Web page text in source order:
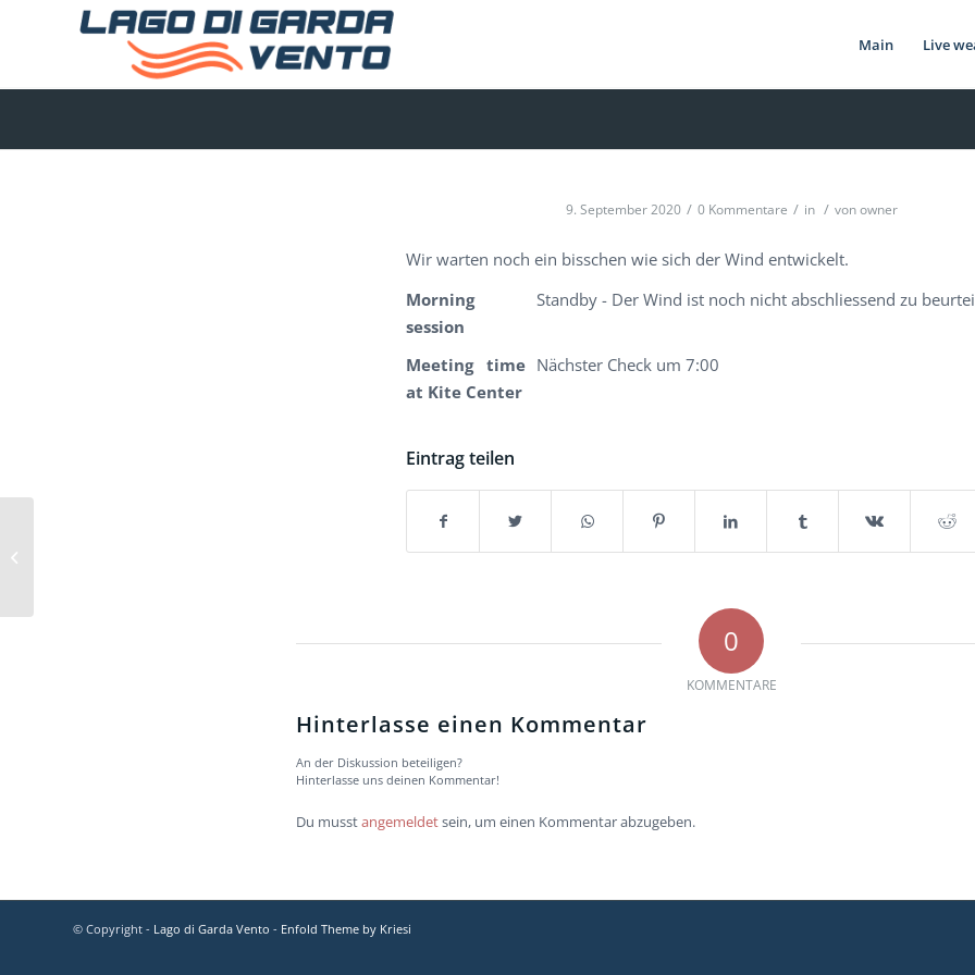
Main Live
9. September 2020 / 0 Kommentare / in / vonowner
Wir warten noch ein bisschen wie sich der Wind entwickelt.
Morning
session
Standby - Der Wind ist noch nicht abschliessend zu
Meeting time
at Kite Center
Nächster Check um 7:00
Eintrag teilen
0
KOMMENTARE
Hinterlasse einen Kommentar
An der Diskussion beteiligen?
Hinterlasse uns deinen Kommentar!
Du musstangemeldetsein, um einen Kommentar abzugeben.
© Copyright - Lago di Garda Vento - Enfold Theme by Kriesi